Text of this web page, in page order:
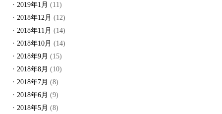
2019年1月 (11)
2018年12月 (12)
2018年11月 (14)
2018年10月 (14)
2018年9月 (15)
2018年8月 (10)
2018年7月 (8)
2018年6月 (9)
2018年5月 (8)